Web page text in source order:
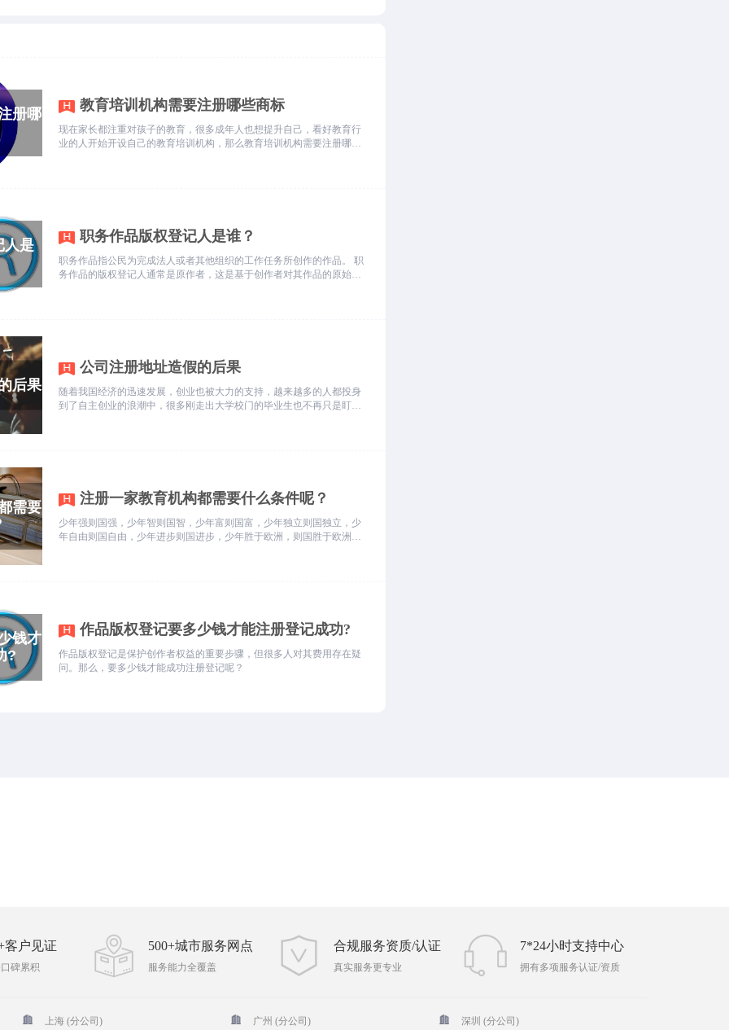
教育培训机构需要注册哪些商标
现在家长都注重对孩子的教育，很多成年人也想提升自己，看好教育行
业的人开始开设自己的教育培训机构，那么教育培训机构需要注册哪些
职务作品版权登记人是谁？
职务作品指公民为完成法人或者其他组织的工作任务所创作的作品。 职
务作品的版权登记人通常是原作者，这是基于创作者对其作品的原始权
公司注册地址造假的后果
随着我国经济的迅速发展，创业也被大力的支持，越来越多的人都投身
到了自主创业的浪潮中，很多刚走出大学校门的毕业生也不再只是盯着
注册一家教育机构都需要什么条件呢？
少年强则国强，少年智则国智，少年富则国富，少年独立则国独立，少
年自由则国自由，少年进步则国进步，少年胜于欧洲，则国胜于欧洲，
作品版权登记要多少钱才能注册登记成功?
作品版权登记是保护创作者权益的重要步骤，但很多人对其费用存在疑
问。那么，要多少钱才能成功注册登记呢？
客户见证
碑累积
500+城市服务网点
服务能力全覆盖
合规服务资质/认证
真实服务更专业
7*24小时支持中心
拥有多项服务认证/资质
上海 (分公司) 广州 (分公司) 深圳 (分公司)